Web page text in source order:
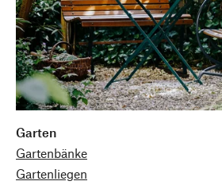
Garten
Gartenbänke
Gartenliegen